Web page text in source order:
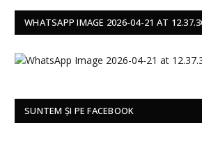
WHATSAPP IMAGE 2026-04-21 AT
SUNTEM ȘI PE FACEBOOK